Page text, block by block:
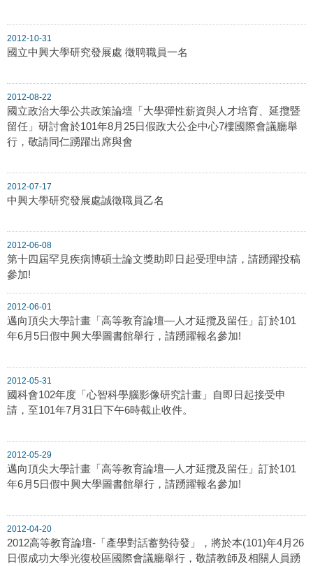
2012-10-31
國立中興大學研究發展處 徵聘職員一名
2012-08-22
國立政治大學公共政策論壇「大學彈性薪資與人才培育、延攬暨
留任」研討會於101年8月25日假政大公企中心7樓國際會議廳舉
行，敬請同仁踴躍出席與會
2012-07-17
中興大學研究發展處誠徵職員乙名
2012-06-08
第十四屆罕見疾病博碩士論文獎助即日起受理申請，請踴躍投稿
參加!
2012-06-01
邁向頂尖大學計畫「高等教育論壇—人才延攬及留任」訂於101
年6月5日假中興大學圖書館舉行，請踴躍報名參加!
2012-05-31
國科會102年度「心智科學腦影像研究計畫」自即日起接受申
請，至101年7月31日下午6時截止收件。
2012-05-29
邁向頂尖大學計畫「高等教育論壇—人才延攬及留任」訂於101
年6月5日假中興大學圖書館舉行，請踴躍報名參加!
2012-04-20
2012高等教育論壇-「產學對話蓄勢待發」，將於本(101)年4月26
日假成功大學光復校區國際會議廳舉行，敬請教師及相關人員踴